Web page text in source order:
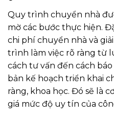
Quy trình chuyển nhà
mờ các bước thực hiện.
chi phí chuyển nhà và
trình làm việc rõ ràng từ
cách tư vấn đến cách
bản kế hoạch triển khai
ràng, khoa học. Đó sẽ là
giá mức độ uy tín của